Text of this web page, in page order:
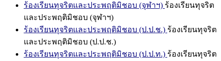
ร้องเรียนทุจริตและประพฤติมิชอบ (จุฬาฯ) ร้องเรียนทุจริต
และประพฤติมิชอบ (จุฬาฯ)
ร้องเรียนทุจริตและประพฤติมิชอบ (ป.ป.ช.) ร้องเรียนทุจริต
และประพฤติมิชอบ (ป.ป.ช.)
ร้องเรียนทุจริตและประพฤติมิชอบ (ป.ป.ท.) ร้องเรียนทุจริต